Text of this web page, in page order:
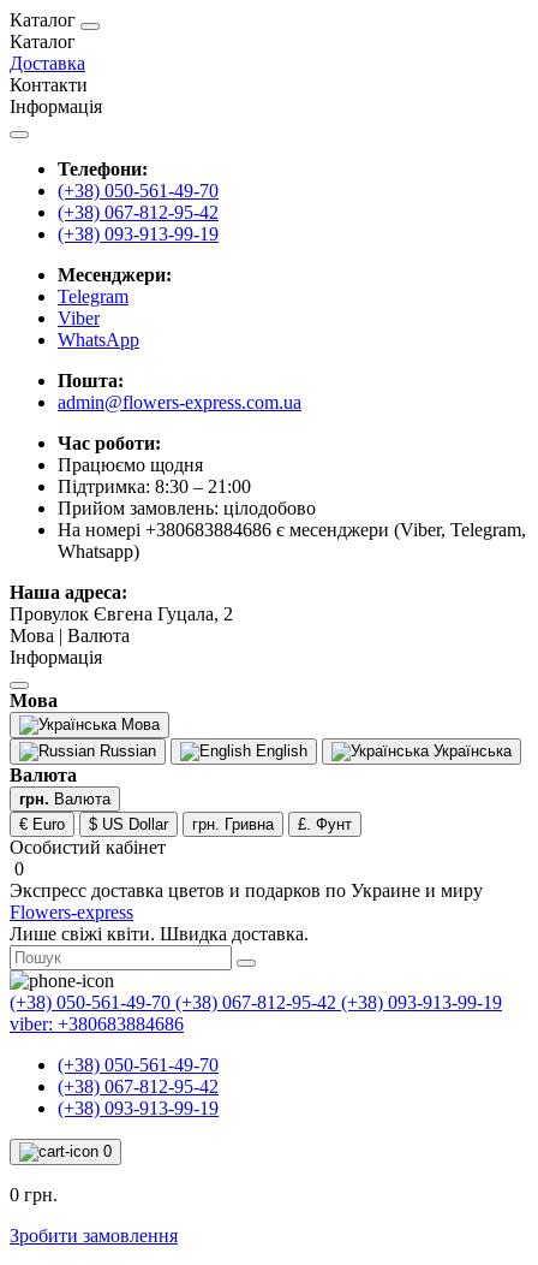
Каталог
Каталог
Доставка
Контакти
Інформація
Телефони:
(+38) 050-561-49-70
(+38) 067-812-95-42
(+38) 093-913-99-19
Месенджери:
Telegram
Viber
WhatsApp
Пошта:
admin@flowers-express.com.ua
Час роботи:
Працюємо щодня
Підтримка: 8:30 – 21:00
Прийом замовлень: цілодобово
На номері +380683884686 є месенджери (Viber, Telegram,
Whatsapp)
Наша адреса:
Провулок Євгена Гуцала, 2
Мова | Валюта
Інформація
Мова
Мова
Russian
English Українська
Валюта
грн. Валюта
€ Euro
$ US Dollar грн. Гривна £. Фунт
Особистий кабінет
0
Экспресс доставка цветов и подарков по Украине и миру
Flowers-express
Лише свіжі квіти. Швидка доставка.
(+38) 050-561-49-70 (+38) 067-812-95-42 (+38) 093-913-99-19
viber: +380683884686
(+38) 050-561-49-70
(+38) 067-812-95-42
(+38) 093-913-99-19
0
0 грн.
Зробити замовлення